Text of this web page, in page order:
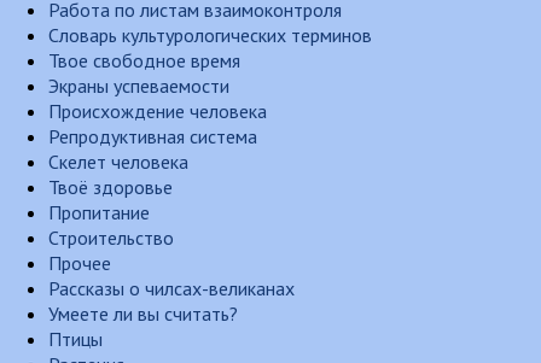
Работа по листам взаимоконтроля
Словарь культурологических терминов
Твое свободное время
Экраны успеваемости
Происхождение человека
Репродуктивная система
Скелет человека
Твоё здоровье
Пропитание
Строительство
Прочее
Рассказы о чилсах-великанах
Умеете ли вы считать?
Птицы